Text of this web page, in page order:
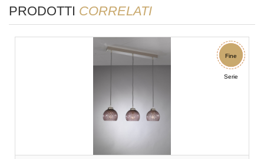
PRODOTTI CORRELATI
Sconto
Fine
Serie